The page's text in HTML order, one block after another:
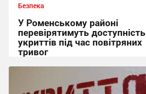
Безпека
У Роменському районі
перевірятимуть доступність
укриттів під час повітряних
тривог